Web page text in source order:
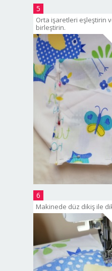
5
Orta işaretleri eşleştirin
birleştirin.
6
Makinede düz dikiş ile